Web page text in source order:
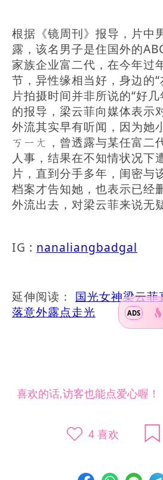
根据《镜周刊》报导，片中
露，该名男子是住国外的
家族企业富二代，在今年过
节，异性缘相当好，身边的
片拍摄时间并非所说的“好
的报导，梁云菲向媒体表示
外流其实早有听闻，因为她
ㄎㄧㄤ，曾透露与某任富二
人事，结果在不知情状况下
片，直到分手多年，闺密与
档案才告知她，也表示已经
外流出去，对梁云菲来说无
IG : nanaliangbadgal
延伸阅读： 国光女神梁云
落意外露点走光
喜欢的话,访客也能点爱心喔！
4喜欢
ADS